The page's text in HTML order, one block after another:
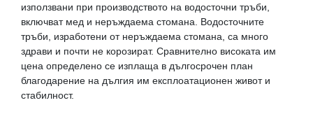
използвани при производството на водосточни тръби,
включват мед и неръждаема стомана. Водосточните
тръби, изработени от неръждаема стомана, са много
здрави и почти не корозират. Сравнително високата им
цена определено се изплаща в дългосрочен план
благодарение на дългия им експлоатационен живот и
стабилност.